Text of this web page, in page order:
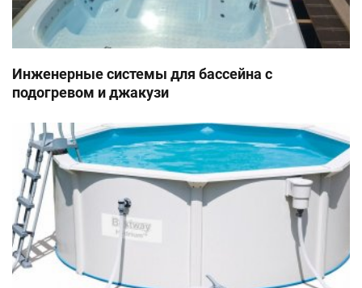
Инженерные системы для бассейна с
подогревом и джакузи